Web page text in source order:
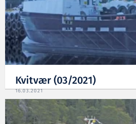
Kvitvær (03/2021)
16.03.2021